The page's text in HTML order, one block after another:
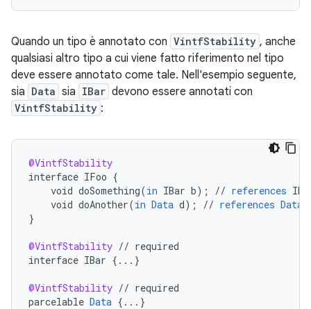
Quando un tipo è annotato con VintfStability , anche
qualsiasi altro tipo a cui viene fatto riferimento nel tipo
deve essere annotato come tale. Nell'esempio seguente,
sia Data sia IBar devono essere annotati con
VintfStability :
@VintfStability
interface IFoo {
void doSomething(in IBar b); // references
void doAnother(in Data d); // references Data
}
@VintfStability // required
interface IBar { ... }
@VintfStability // required
parcelable Data { ... }